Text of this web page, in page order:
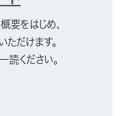
要をはじめ、
だけます。
読ください。